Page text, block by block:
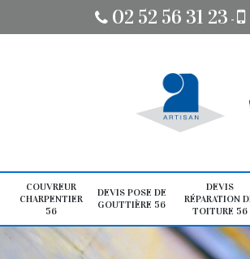
02 52 56 31 23 -
COUVREUR
CHARPENTIER
56
DEVIS POSE DE
GOUTTIÈRE 56
DEVIS
RÉPARATION
TOITURE 56